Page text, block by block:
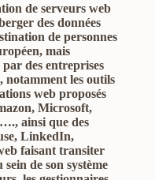
de serveurs web
des données
de personnes
mais
par des entreprises
notamment les outils
web proposés
Microsoft,
ainsi que des
LinkedIn,
faisant transiter
de son système